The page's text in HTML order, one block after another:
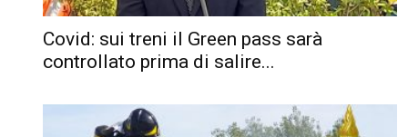
Covid: sui treni il Green pass sarà
controllato prima di salire...